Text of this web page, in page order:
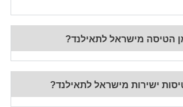
הטיסה מישראל לתאילנד?
ישירות מישראל לתאילנד?